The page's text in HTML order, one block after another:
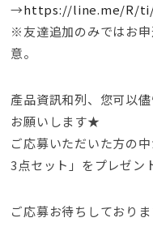
→https://line.me/R/ti/
※友達追加のみではお
意。
產品資訊和列、您可以儘
お願いします★
ご応募いただいた方の中
3点セット」をプレゼン
ご応募お待ちしており